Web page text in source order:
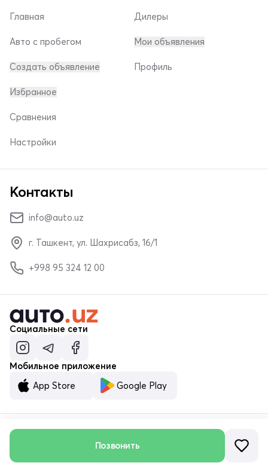
Позвонить
Главная
Авто с пробегом
Создать объявление
Дилеры
Мои объявления
Профиль
Избранное
Сравнения
Настройки
Контакты
info@auto.uz
г. Ташкент, ул. Шахрисабз, 16/1
+998 95 324 12 00
Социальные сети
Мобильное приложение
App Store
Google Play
© ООО «MALUMOTNOMA» 2023–2026